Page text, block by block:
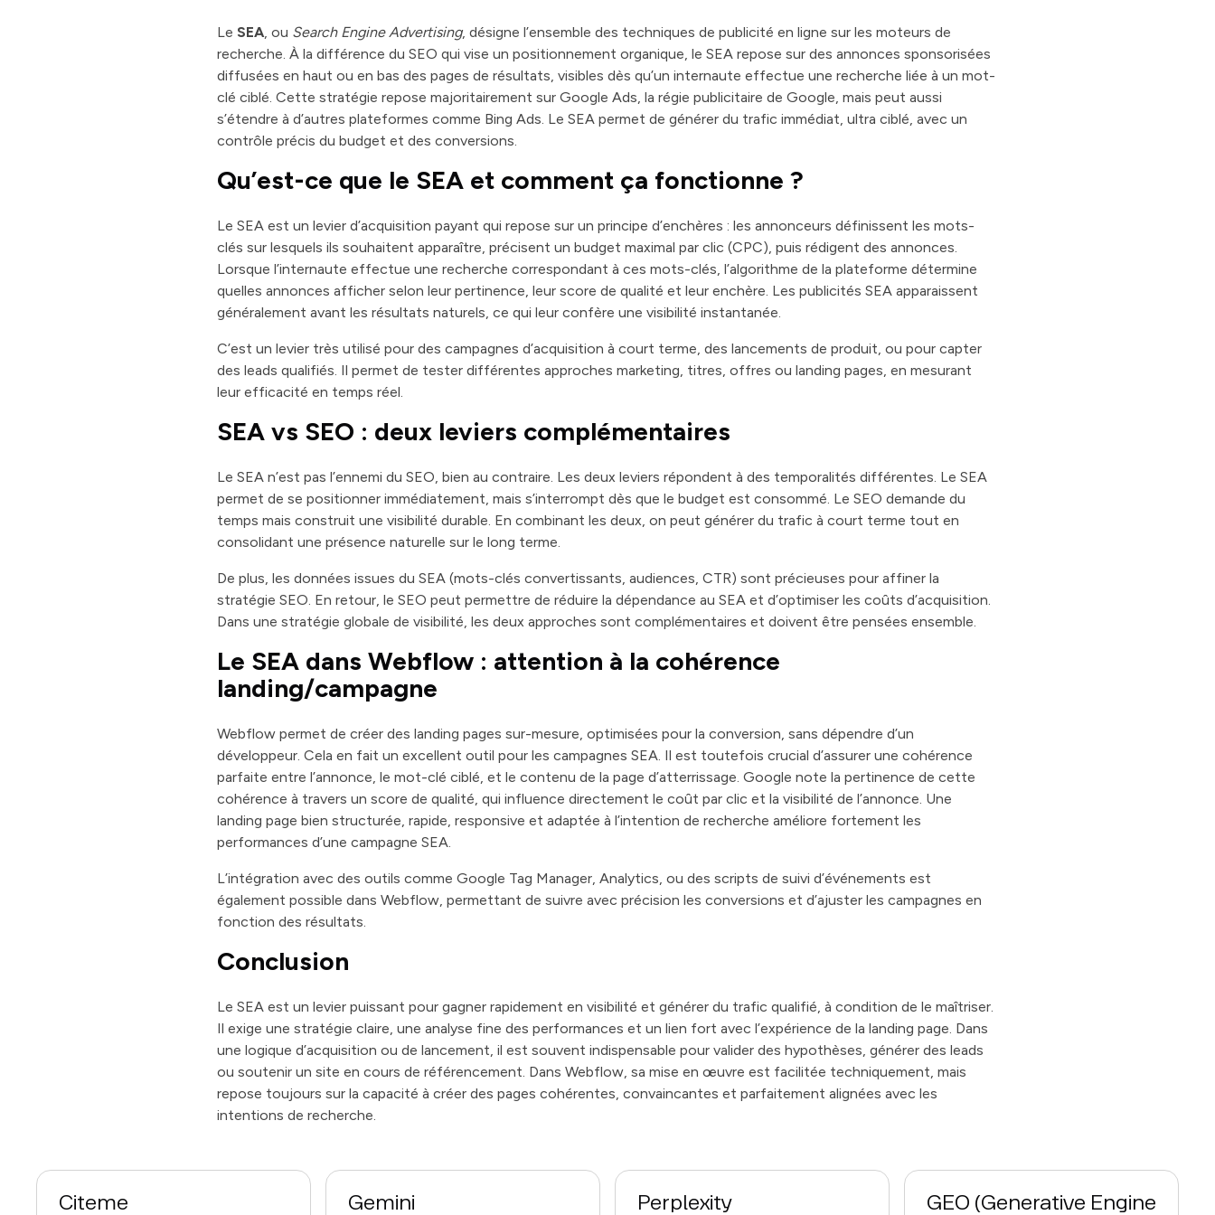
Le SEA, ou Search Engine Advertising, désigne l’ensemble des techniques de publicité en ligne sur les moteurs de
recherche. À la différence du SEO qui vise un positionnement organique, le SEA repose sur des annonces sponsorisées
diffusées en haut ou en bas des pages de résultats, visibles dès qu’un internaute effectue une recherche liée à un mot-
clé ciblé. Cette stratégie repose majoritairement sur Google Ads, la régie publicitaire de Google, mais peut aussi
s’étendre à d’autres plateformes comme Bing Ads. Le SEA permet de générer du trafic immédiat, ultra ciblé, avec un
contrôle précis du budget et des conversions.
Qu’est-ce que le SEA et comment ça fonctionne ?
Le SEA est un levier d’acquisition payant qui repose sur un principe d’enchères : les annonceurs définissent les mots-
clés sur lesquels ils souhaitent apparaître, précisent un budget maximal par clic (CPC), puis rédigent des annonces.
Lorsque l’internaute effectue une recherche correspondant à ces mots-clés, l’algorithme de la plateforme détermine
quelles annonces afficher selon leur pertinence, leur score de qualité et leur enchère. Les publicités SEA apparaissent
généralement avant les résultats naturels, ce qui leur confère une visibilité instantanée.
C’est un levier très utilisé pour des campagnes d’acquisition à court terme, des lancements de produit, ou pour capter
des leads qualifiés. Il permet de tester différentes approches marketing, titres, offres ou landing pages, en mesurant
leur efficacité en temps réel.
SEA vs SEO : deux leviers complémentaires
Le SEA n’est pas l’ennemi du SEO, bien au contraire. Les deux leviers répondent à des temporalités différentes. Le SEA
permet de se positionner immédiatement, mais s’interrompt dès que le budget est consommé. Le SEO demande du
temps mais construit une visibilité durable. En combinant les deux, on peut générer du trafic à court terme tout en
consolidant une présence naturelle sur le long terme.
De plus, les données issues du SEA (mots-clés convertissants, audiences, CTR) sont précieuses pour affiner la
stratégie SEO. En retour, le SEO peut permettre de réduire la dépendance au SEA et d’optimiser les coûts d’acquisition.
Dans une stratégie globale de visibilité, les deux approches sont complémentaires et doivent être pensées ensemble.
Le SEA dans Webflow : attention à la cohérence
landing/campagne
Webflow permet de créer des landing pages sur-mesure, optimisées pour la conversion, sans dépendre d’un
développeur. Cela en fait un excellent outil pour les campagnes SEA. Il est toutefois crucial d’assurer une cohérence
parfaite entre l’annonce, le mot-clé ciblé, et le contenu de la page d’atterrissage. Google note la pertinence de cette
cohérence à travers un score de qualité, qui influence directement le coût par clic et la visibilité de l’annonce. Une
landing page bien structurée, rapide, responsive et adaptée à l’intention de recherche améliore fortement les
performances d’une campagne SEA.
L’intégration avec des outils comme Google Tag Manager, Analytics, ou des scripts de suivi d’événements est
également possible dans Webflow, permettant de suivre avec précision les conversions et d’ajuster les campagnes en
fonction des résultats.
Conclusion
Le SEA est un levier puissant pour gagner rapidement en visibilité et générer du trafic qualifié, à condition de le maîtriser.
Il exige une stratégie claire, une analyse fine des performances et un lien fort avec l’expérience de la landing page. Dans
une logique d’acquisition ou de lancement, il est souvent indispensable pour valider des hypothèses, générer des leads
ou soutenir un site en cours de référencement. Dans Webflow, sa mise en œuvre est facilitée techniquement, mais
repose toujours sur la capacité à créer des pages cohérentes, convaincantes et parfaitement alignées avec les
intentions de recherche.
Citeme Gemini Perplexity GEO (Generative Engine